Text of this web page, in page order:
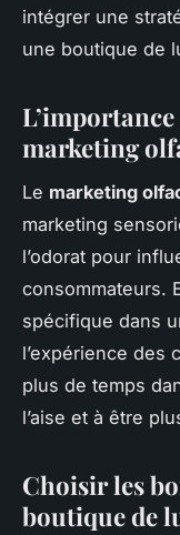
intégrer une
une boutique de
marketing
Le marketing
marketing
l’odorat pour
consommateurs.
spécifique dans
l’expérience des
plus de temps
l’aise et à être
Choisir les
boutique de